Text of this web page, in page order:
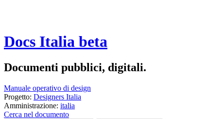
Docs Italia beta
Documenti pubblici, digitali.
Manuale operativo di design
Progetto: Designers Italia
Amministrazione: italia
Cerca nel documento